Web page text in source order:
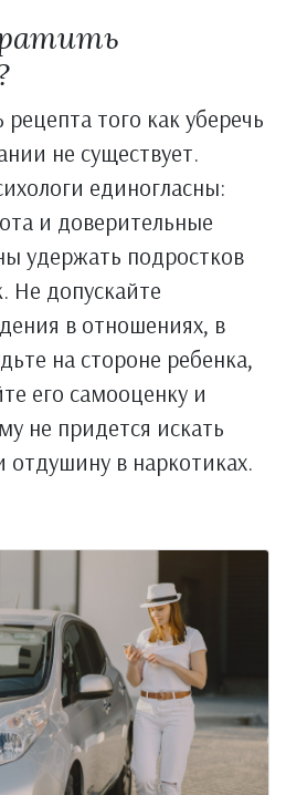
того как уберечь
не существует.
единогласны:
и доверительные
удержать подростков
Не допускайте
в отношениях, в
на стороне ребенка,
его самооценку и
не придется искать
отдушину в наркотиках.